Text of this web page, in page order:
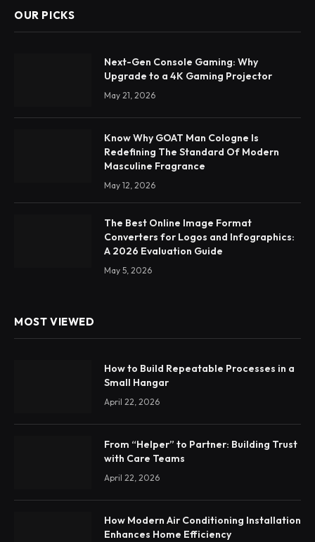
OUR PICKS
Next-Gen Console Gaming: Why
Upgrade to a 4K Gaming Projector
May 21, 2026
Know Why GOAT Man Cologne Is
Redefining The Standard Of Modern
Masculine Fragrance
May 12, 2026
The Best Online Image Format
Converters for Logos and Infographics:
A 2026 Evaluation Guide
May 5, 2026
MOST VIEWED
How to Build Repeatable Processes in a
Small Hangar
April 22, 2026
From “Helper” to Partner: Building Trust
with Care Teams
April 22, 2026
How Modern Air Conditioning Installation
Enhances Home Efficiency